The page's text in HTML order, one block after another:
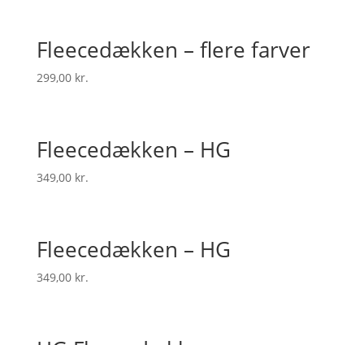
Fleecedækken – flere farver
299,00 kr.
Fleecedækken – HG
349,00 kr.
Fleecedækken – HG
349,00 kr.